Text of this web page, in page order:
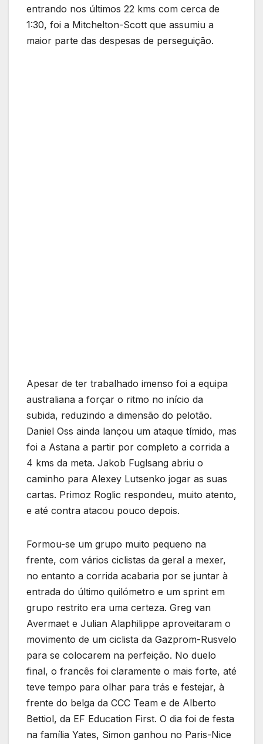
entrando nos últimos 22 kms com cerca de
1:30, foi a Mitchelton-Scott que assumiu a
maior parte das despesas de perseguição.
Apesar de ter trabalhado imenso foi a equipa
australiana a forçar o ritmo no início da
subida, reduzindo a dimensão do pelotão.
Daniel Oss ainda lançou um ataque tímido, mas
foi a Astana a partir por completo a corrida a
4 kms da meta. Jakob Fuglsang abriu o
caminho para Alexey Lutsenko jogar as suas
cartas. Primoz Roglic respondeu, muito atento,
e até contra atacou pouco depois.
Formou-se um grupo muito pequeno na
frente, com vários ciclistas da geral a mexer,
no entanto a corrida acabaria por se juntar à
entrada do último quilómetro e um sprint em
grupo restrito era uma certeza. Greg van
Avermaet e Julian Alaphilippe aproveitaram o
movimento de um ciclista da Gazprom-Rusvelo
para se colocarem na perfeição. No duelo
final, o francês foi claramente o mais forte, até
teve tempo para olhar para trás e festejar, à
frente do belga da CCC Team e de Alberto
Bettiol, da EF Education First. O dia foi de festa
na família Yates, Simon ganhou no Paris-Nice